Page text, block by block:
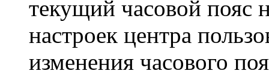
текущий часовой пояс
настроек центра
изменения часового